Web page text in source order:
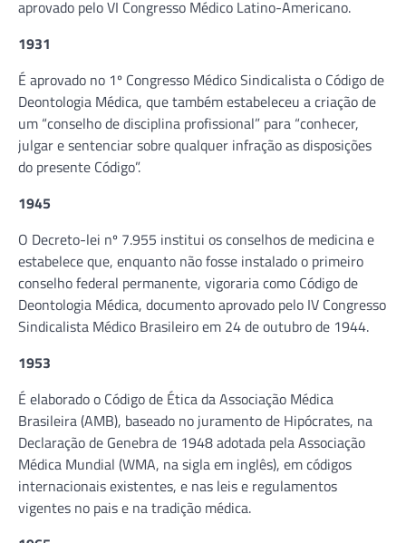
aprovado pelo VI Congresso Médico Latino-Americano.
1931
É aprovado no 1º Congresso Médico Sindicalista o Código de
Deontologia Médica, que também estabeleceu a criação de
um “conselho de disciplina profissional” para “conhecer,
julgar e sentenciar sobre qualquer infração as disposições
do presente Código”.
1945
O Decreto-lei nº 7.955 institui os conselhos de medicina e
estabelece que, enquanto não fosse instalado o primeiro
conselho federal permanente, vigoraria como Código de
Deontologia Médica, documento aprovado pelo IV Congresso
Sindicalista Médico Brasileiro em 24 de outubro de 1944.
1953
É elaborado o Código de Ética da Associação Médica
Brasileira (AMB), baseado no juramento de Hipócrates, na
Declaração de Genebra de 1948 adotada pela Associação
Médica Mundial (WMA, na sigla em inglês), em códigos
internacionais existentes, e nas leis e regulamentos
vigentes no pais e na tradição médica.